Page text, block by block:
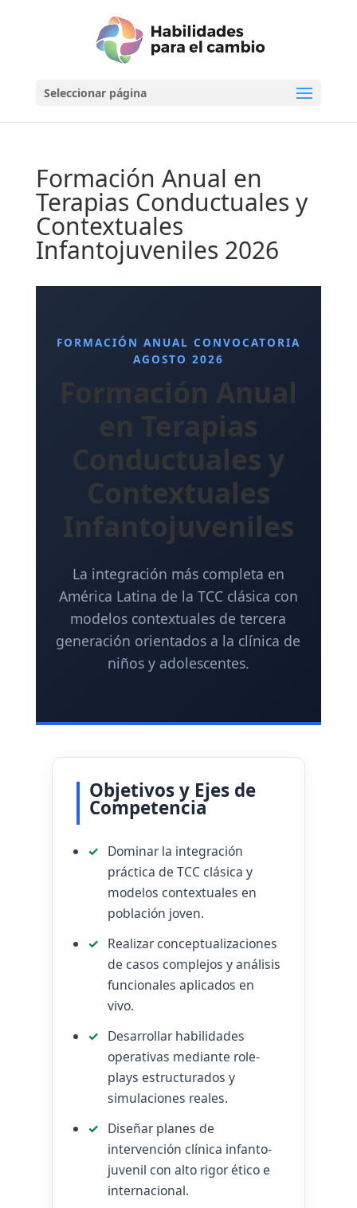
Seleccionar página
Formación Anual en
Terapias Conductuales y
Contextuales
Infantojuveniles 2026
FORMACIÓN ANUAL CONVOCATORIA
AGOSTO 2026
Formación Anual
en Terapias
Conductuales y
Contextuales
Infantojuveniles
La integración más completa en
América Latina de la TCC clásica con
modelos contextuales de tercera
generación orientados a la clínica de
niños y adolescentes.
Objetivos y Ejes de
Competencia
Dominar la integración
práctica de TCC clásica y
modelos contextuales en
población joven.
Realizar conceptualizaciones
de casos complejos y análisis
funcionales aplicados en
vivo.
Desarrollar habilidades
operativas mediante role-
plays estructurados y
simulaciones reales.
Diseñar planes de
intervención clínica infanto-
juvenil con alto rigor ético e
internacional.